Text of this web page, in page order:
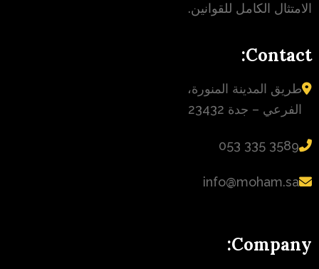
الامتثال الكامل للقوانين.
Contact:
طريق المدينة المنورة،
الفرعي – جدة 23432
‪053 335 3589‬
info@moham.sa
Company: